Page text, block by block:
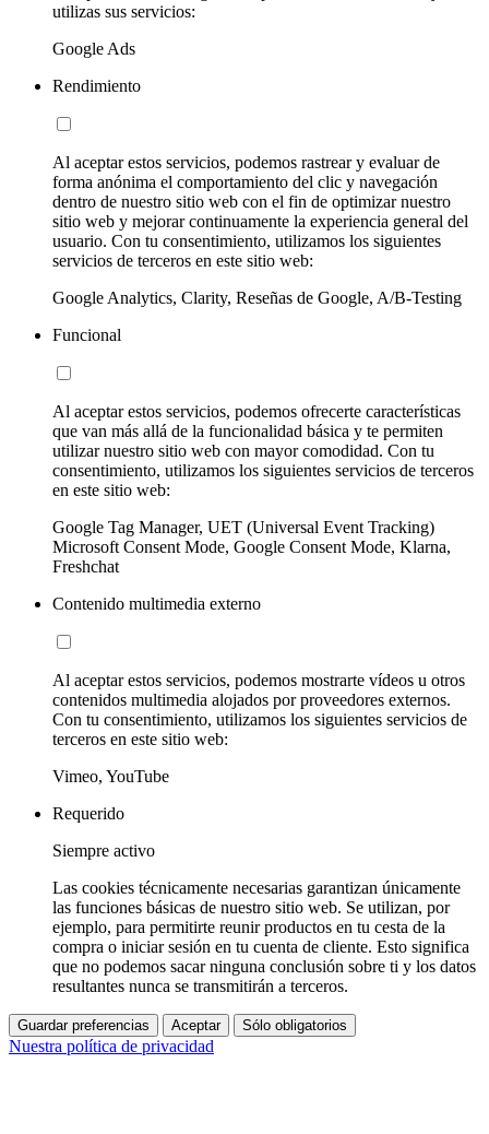
utilizas sus servicios:
Google Ads
Rendimiento
Al aceptar estos servicios, podemos rastrear y evaluar de
forma anónima el comportamiento del clic y navegación
dentro de nuestro sitio web con el fin de optimizar nuestro
sitio web y mejorar continuamente la experiencia general del
usuario. Con tu consentimiento, utilizamos los siguientes
servicios de terceros en este sitio web:
Google Analytics, Clarity, Reseñas de Google, A/B-Testing
Funcional
Al aceptar estos servicios, podemos ofrecerte características
que van más allá de la funcionalidad básica y te permiten
utilizar nuestro sitio web con mayor comodidad. Con tu
consentimiento, utilizamos los siguientes servicios de terceros
en este sitio web:
Google Tag Manager, UET (Universal Event Tracking)
Microsoft Consent Mode, Google Consent Mode, Klarna,
Freshchat
Contenido multimedia externo
Al aceptar estos servicios, podemos mostrarte vídeos u otros
contenidos multimedia alojados por proveedores externos.
Con tu consentimiento, utilizamos los siguientes servicios de
terceros en este sitio web:
Vimeo, YouTube
Requerido
Siempre activo
Las cookies técnicamente necesarias garantizan únicamente
las funciones básicas de nuestro sitio web. Se utilizan, por
ejemplo, para permitirte reunir productos en tu cesta de la
compra o iniciar sesión en tu cuenta de cliente. Esto significa
que no podemos sacar ninguna conclusión sobre ti y los datos
resultantes nunca se transmitirán a terceros.
Guardar preferencias Aceptar Sólo obligatorios
Nuestra política de privacidad